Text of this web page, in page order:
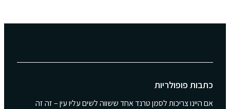
כתבות פופולריות
אם היינו צריכות לסמן טרנד אחד ששווה לשים עליו עין – זה זה